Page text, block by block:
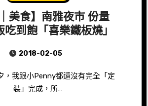
｜美食】南雅夜市 份量
吃到飽「喜樂鐵板燒」
2018-02-05
裝」完成，所…